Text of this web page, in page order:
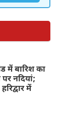
में बारिश का
नदियां;
में